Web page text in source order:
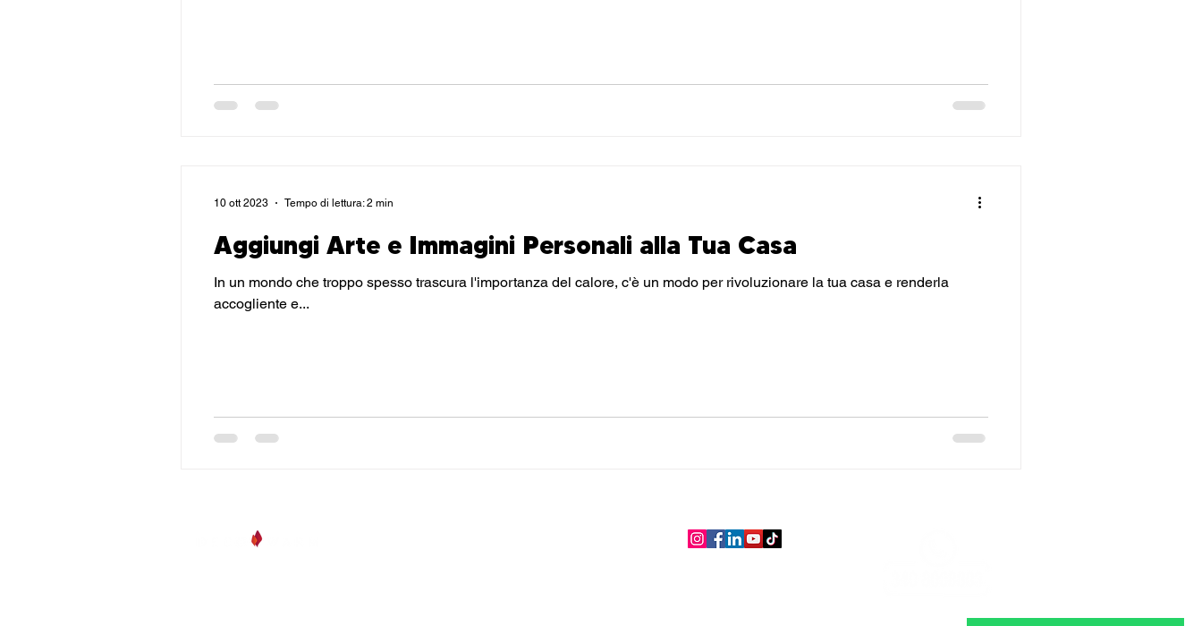
Aggiungi Arte e Immagini Personali alla Tua Casa
In un mondo che troppo spesso trascura l'importanza del calore, c'è un modo per rivoluzionare la tua casa e renderla
accogliente e...
10 ott 2023 Tempo di lettura: 2 min